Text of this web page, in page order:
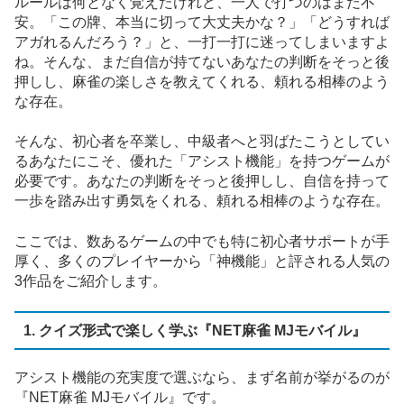
安。「この牌、本当に切って大丈夫かな？」「どうすれば
アガれるんだろう？」と、一打一打に迷ってしまいますよ
ね。そんな、まだ自信が持てないあなたの判断をそっと後
押しし、麻雀の楽しさを教えてくれる、頼れる相棒のよう
な存在。
そんな、初心者を卒業し、中級者へと羽ばたこうとしてい
るあなたにこそ、優れた「アシスト機能」を持つゲームが
必要です。あなたの判断をそっと後押しし、自信を持って
一歩を踏み出す勇気をくれる、頼れる相棒のような存在。
ここでは、数あるゲームの中でも特に初心者サポートが手
厚く、多くのプレイヤーから「神機能」と評される人気の
3作品をご紹介します。
1. クイズ形式で楽しく学ぶ『NET麻雀 MJモバイル』
アシスト機能の充実度で選ぶなら、まず名前が挙がるのが
『NET麻雀 MJモバイル』です。